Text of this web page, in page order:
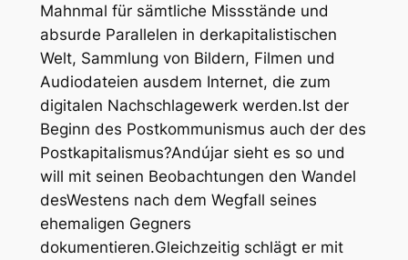
Mahnmal für sämtliche Missstände und
absurde Parallelen in derkapitalistischen
Welt, Sammlung von Bildern, Filmen und
Audiodateien ausdem Internet, die zum
digitalen Nachschlagewerk werden.Ist der
Beginn des Postkommunismus auch der des
Postkapitalismus?Andújar sieht es so und
will mit seinen Beobachtungen den Wandel
desWestens nach dem Wegfall seines
ehemaligen Gegners
dokumentieren.Gleichzeitig schlägt er mit